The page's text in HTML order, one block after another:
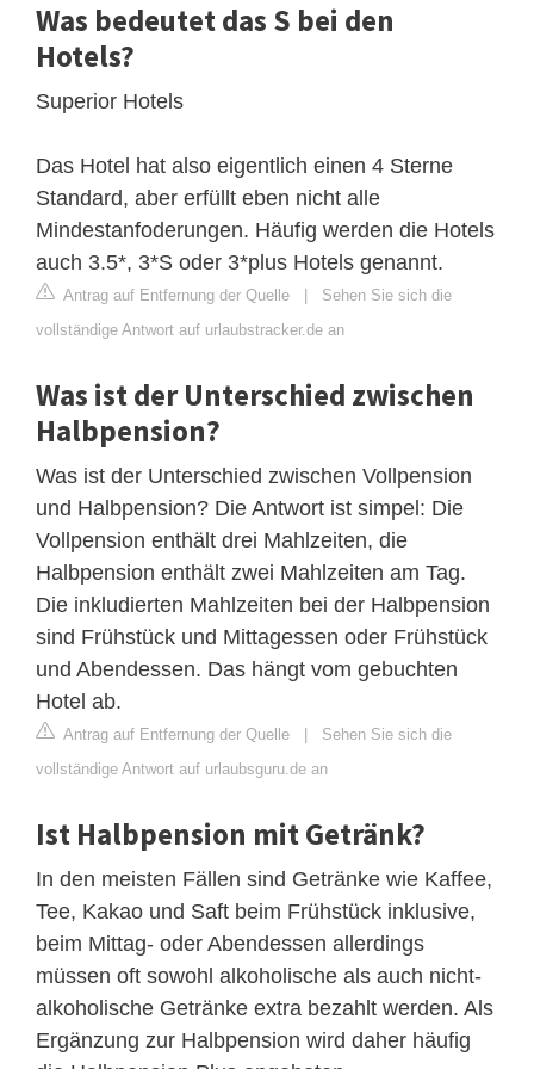
Was bedeutet das S bei den
Hotels?
Superior Hotels
Das Hotel hat also eigentlich einen 4 Sterne
Standard, aber erfüllt eben nicht alle
Mindestanfoderungen. Häufig werden die Hotels
auch 3.5*, 3*S oder 3*plus Hotels genannt.
Antrag auf Entfernung der Quelle | Sehen Sie sich die
vollständige Antwort auf urlaubstracker.de an
Was ist der Unterschied zwischen
Halbpension?
Was ist der Unterschied zwischen Vollpension
und Halbpension? Die Antwort ist simpel: Die
Vollpension enthält drei Mahlzeiten, die
Halbpension enthält zwei Mahlzeiten am Tag.
Die inkludierten Mahlzeiten bei der Halbpension
sind Frühstück und Mittagessen oder Frühstück
und Abendessen. Das hängt vom gebuchten
Hotel ab.
Antrag auf Entfernung der Quelle | Sehen Sie sich die
vollständige Antwort auf urlaubsguru.de an
Ist Halbpension mit Getränk?
In den meisten Fällen sind Getränke wie Kaffee,
Tee, Kakao und Saft beim Frühstück inklusive,
beim Mittag- oder Abendessen allerdings
müssen oft sowohl alkoholische als auch nicht-
alkoholische Getränke extra bezahlt werden. Als
Ergänzung zur Halbpension wird daher häufig